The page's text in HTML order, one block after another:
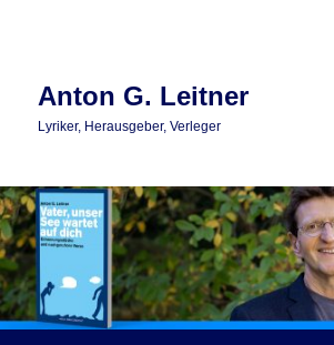
Anton G. Leitner
Lyriker, Herausgeber, Verleger